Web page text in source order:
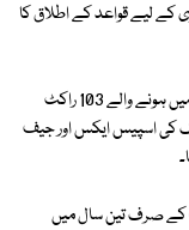
کے لیے قواعد کے اطلاق کا
خلائی سفر کا مطالعہ کرنے والے سائنس دانوں نے 2019ء میں ہونے والے 103 راکٹ
کی اسپیس ایکس اور جیف
کے صرف تین سال میں